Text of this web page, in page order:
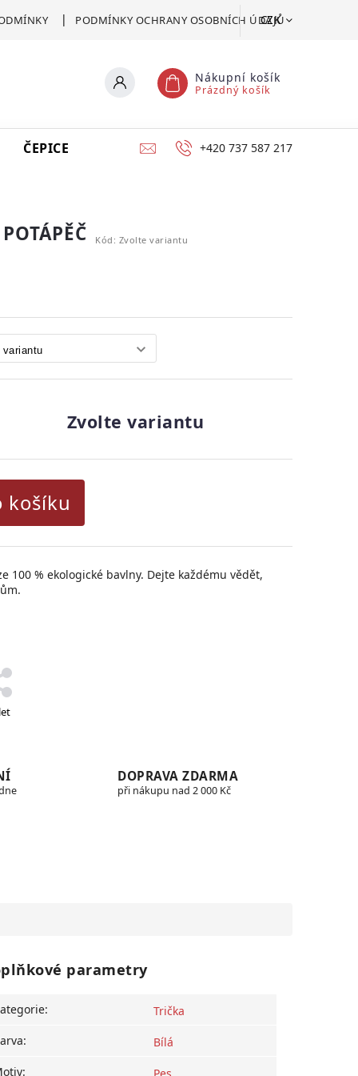
PODMÍNKY OCHRANY OSOBNÍCH ÚDAJŮ
CZK
Nákupní košík
Prázdný košík
ČEPICE VSTUPENKA CERTIFIKÁT POMOCI
+420 737 587 217
Kód: Zvolte variantu
Zvolte variantu
košíku
100 % ekologické bavlny. Dejte každému vědět,
DOPRAVA ZDARMA
při nákupu nad 2 000 Kč
parametry
:
Trička
:
Bílá
: